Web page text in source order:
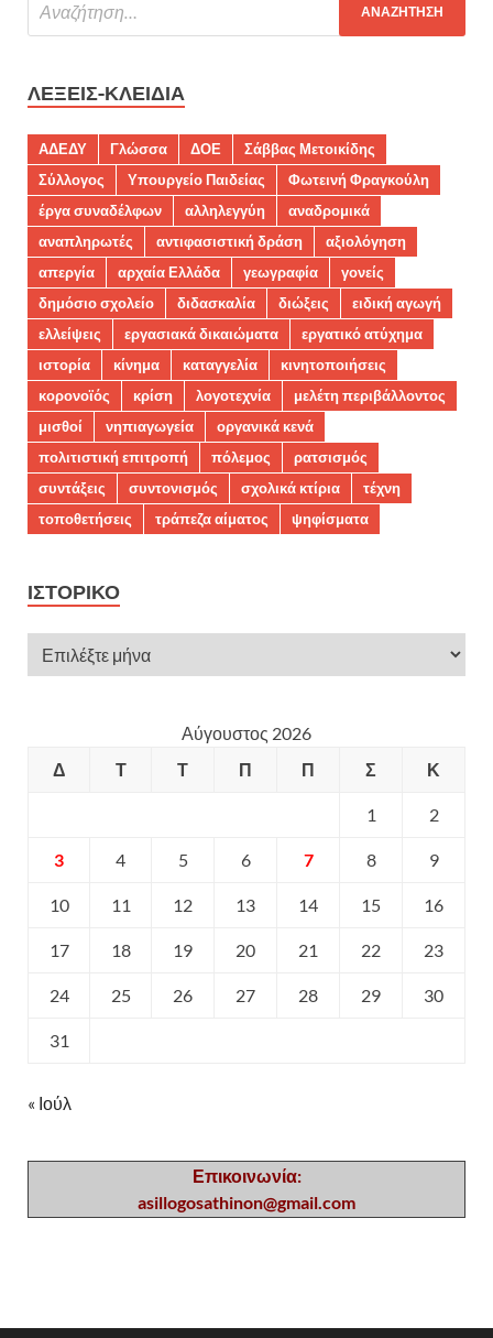
ΛΈΞΕΙΣ-ΚΛΕΙΔΙΆ
ΑΔΕΔΥ Γλώσσα ΔΟΕ
Σάββας Μετοικίδης
Σύλλογος
Υπουργείο Παιδείας
Φωτεινή Φραγκούλη
έργα συναδέλφων
αλληλεγγύη
αναδρομικά
αναπληρωτές
αντιφασιστική δράση
αξιολόγηση
απεργία
αρχαία Ελλάδα γεωγραφία
γονείς
δημόσιο σχολείο
διδασκαλία διώξεις
ειδική αγωγή
ελλείψεις
εργασιακά δικαιώματα
εργατικό ατύχημα
ιστορία
κίνημα καταγγελία
κινητοποιήσεις
κορονοϊός
κρίση λογοτεχνία
μελέτη περιβάλλοντος
μισθοί
νηπιαγωγεία
οργανικά κενά
πολιτιστική επιτροπή
πόλεμος
ρατσισμός
συντάξεις
συντονισμός σχολικά κτίρια
τέχνη
τοποθετήσεις
τράπεζα αίματος ψηφίσματα
ΙΣΤΟΡΙΚΌ
Αύγουστος 2026
Δ
Τ Τ Π Π Σ Κ
1 2
3 4 5 6 7 8 9
10 11 12 13 14 15 16
17 18 19 20 21 22 23
24 25 26 27 28 29 30
31
« Ιούλ
Επικοινωνία:
asillogosathinon@gmail.com